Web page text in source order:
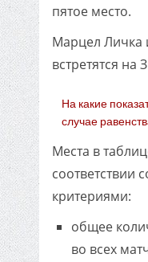
пятое место.
Марцел Личка
встретятся
На какие
случае
Места в
соответствии
критериями:
общее
во всех